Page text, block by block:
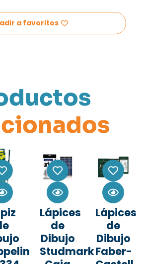
a favoritos
Lápices
de
Dibujo
Studmark
Lápices
de
Dibujo
Faber-